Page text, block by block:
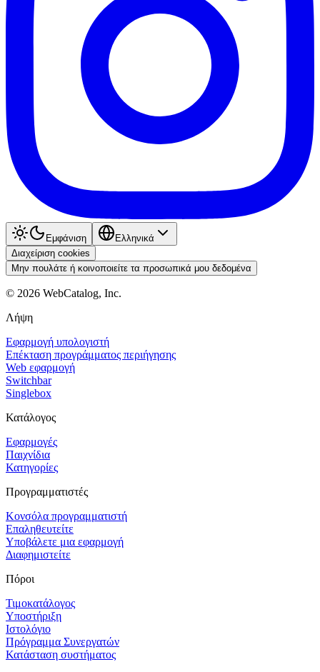
Εμφάνιση
Ελληνικά
Διαχείριση cookies
Μην πουλάτε ή κοινοποιείτε τα προσωπικά μου δεδομένα
© 2026 WebCatalog, Inc.
Λήψη
Εφαρμογή υπολογιστή
Επέκταση προγράμματος περιήγησης
Web εφαρμογή
Switchbar
Singlebox
Κατάλογος
Εφαρμογές
Παιχνίδια
Κατηγορίες
Προγραμματιστές
Κονσόλα προγραμματιστή
Επαληθευτείτε
Υποβάλετε μια εφαρμογή
Διαφημιστείτε
Πόροι
Τιμοκατάλογος
Υποστήριξη
Ιστολόγιο
Πρόγραμμα Συνεργατών
Κατάσταση συστήματος